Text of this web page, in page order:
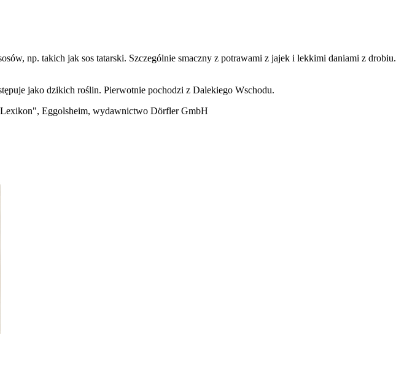
np. takich jak sos tatarski. Szczególnie smaczny z potrawami z jajek i lekkimi daniami z drobiu.
jako dzikich roślin. Pierwotnie pochodzi z Dalekiego Wschodu.
Eggolsheim, wydawnictwo Dörfler GmbH